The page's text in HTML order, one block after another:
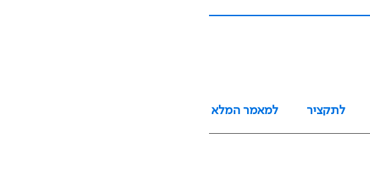
לתקציר
למאמר המלא